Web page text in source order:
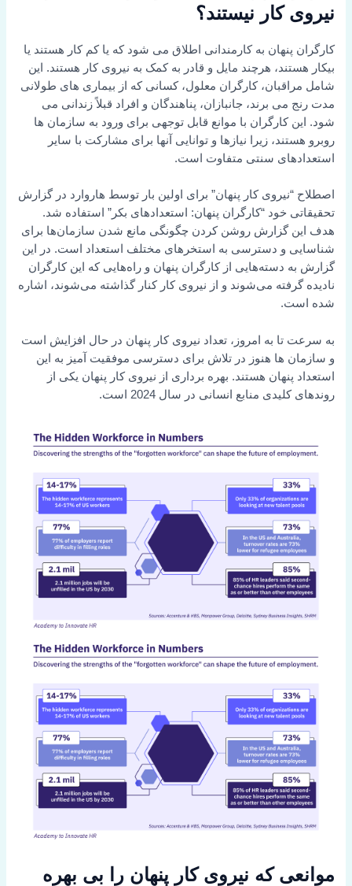
نیروی کار نیستند؟
کارگران پنهان به کارمندانی اطلاق می شود که یا کم کار هستند یا
بیکار هستند، هرچند مایل و قادر به کمک به نیروی کار هستند. این
شامل مراقبان، کارگران معلول، کسانی که از بیماری های طولانی
مدت رنج می برند، جانبازان، پناهندگان و افراد قبلاً زندانی می
شود. این کارگران با موانع قابل توجهی برای ورود به سازمان ها
روبرو هستند، زیرا نیازها و توانایی آنها برای مشارکت با سایر
استعدادهای سنتی متفاوت است.
اصطلاح “نیروی کار پنهان” برای اولین بار توسط هاروارد در گزارش
تحقیقاتی خود “کارگران پنهان: استعدادهای بکر” استفاده شد.
هدف این گزارش روشن کردن چگونگی مانع شدن سازمان‌ها برای
شناسایی و دسترسی به استخرهای مختلف استعداد است. در این
گزارش به دسته‌هایی از کارگران پنهان و راه‌هایی که این کارگران
نادیده گرفته می‌شوند و از نیروی کار کنار گذاشته می‌شوند، اشاره
شده است.
به سرعت تا به امروز، تعداد نیروی کار پنهان در حال افزایش است
و سازمان ها هنوز در تلاش برای دسترسی موفقیت آمیز به این
استعداد پنهان هستند. بهره برداری از نیروی کار پنهان یکی از
روندهای کلیدی منابع انسانی در سال 2024 است.
موانعی که نیروی کار پنهان را بی بهره